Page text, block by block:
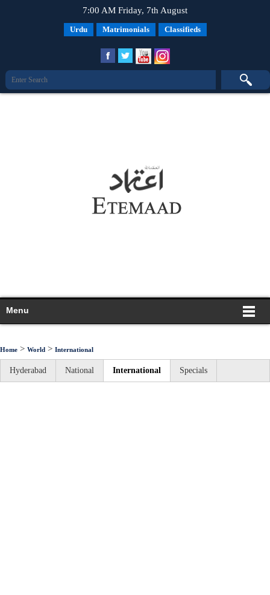
7:00 AM Friday, 7th August
Urdu Matrimonials Classifieds
Menu
Home > World > International
Hyderabad National International Specials